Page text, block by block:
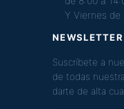
Y Viernes de
NEWSLETTER
Suscríbete a
de todas
darte de alta